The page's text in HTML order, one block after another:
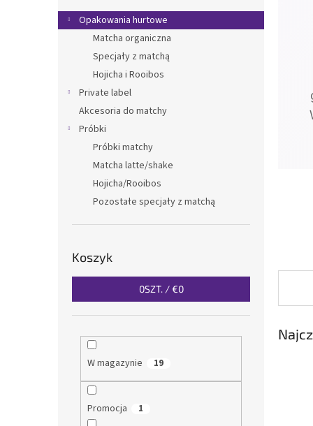
k
b
Opakowania hurtowe
Matcha organiczna
Specjały z matchą
Hojicha i Rooibos
Private label
Akcesoria do matchy
Próbki
Próbki matchy
Matcha latte/shake
Hojicha/Rooibos
Pozostałe specjały z matchą
Koszyk
0SZT. /€0
W magazynie 19
Promocja 1